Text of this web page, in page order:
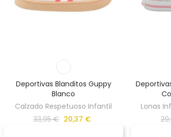
Deportivas Blanditos Guppy
Blanco
Calzado Respetuoso Infantil
33,95 € 20,37 €
Lonas